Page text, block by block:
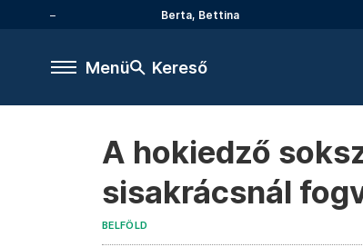
Berta, Bettina
Menü Kereső
A hokiedző
sisakrácsnál
BELFÖLD